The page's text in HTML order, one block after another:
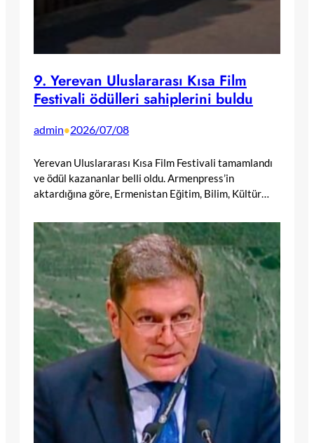
9. Yerevan Uluslararası Kısa Film
Festivali ödülleri sahiplerini buldu
admin•2026/07/08
Yerevan Uluslararası Kısa Film Festivali tamamlandı
ve ödül kazananlar belli oldu. Armenpress’in
aktardığına göre, Ermenistan Eğitim, Bilim, Kültür…